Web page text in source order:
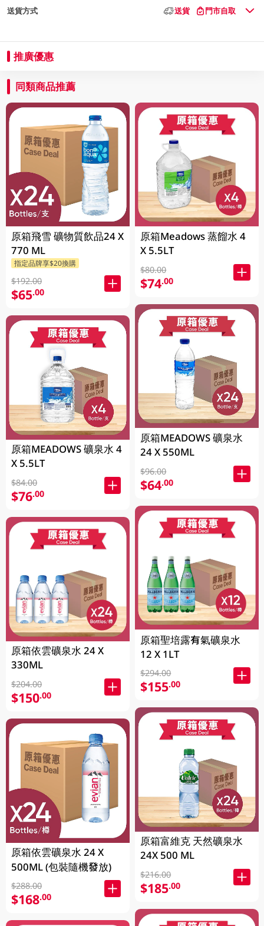
送貨方式 送貨 門市自取
推廣優惠
同類商品推薦
原箱飛雪 礦物質飲品24 X
770 ML
指定品牌享$20換購
$192.00
$65.00
原箱MEADOWS 礦泉水 4
X 5.5LT
$84.00
$76.00
原箱依雲礦泉水 24 X
330ML
$204.00
$150.00
原箱依雲礦泉水 24 X
500ML (包裝隨機發放)
$288.00
$168.00
原箱Meadows 蒸餾水 4
X 5.5LT
$80.00
$74.00
原箱MEADOWS 礦泉水
24 X 550ML
$96.00
$64.00
原箱聖培露有氣礦泉水
12 X 1LT
$294.00
$155.00
原箱富維克 天然礦泉水
24X 500 ML
$216.00
$185.00